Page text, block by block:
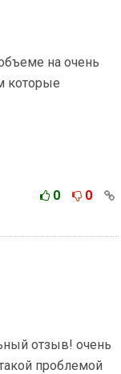
на очень
которые
0 0
отзыв! очень
проблемой